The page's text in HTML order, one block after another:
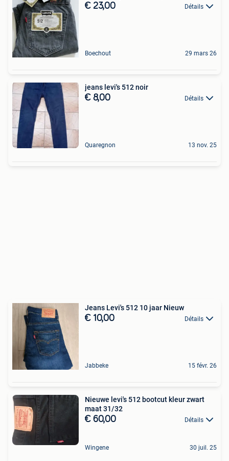
€ 23,00 Détails
Boechout 29 mars 26
jeans levi's 512 noir
€ 8,00 Détails
Quaregnon 13 nov. 25
Jeans Levi's 512 10 jaar Nieuw
€ 10,00 Détails
Jabbeke 15 févr. 26
Nieuwe levi's 512 bootcut kleur zwart
maat 31/32
€ 60,00 Détails
Wingene 30 juil. 25